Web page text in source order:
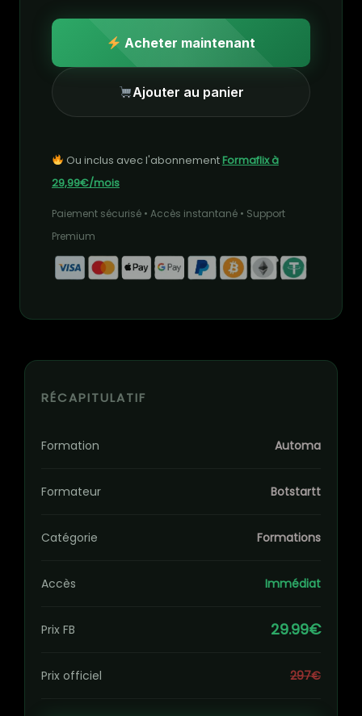
Acheter maintenant
Ajouter au panier
Ou inclus avec l'abonnementFormaflix à
29,99€/mois
Paiement sécurisé • Accès instantané • Support
Premium
RÉCAPITULATIF
Formation Automa
Formateur Botstartt
Catégorie Formations
Accès Immédiat
Prix FB 29.99€
Prix officiel 297€